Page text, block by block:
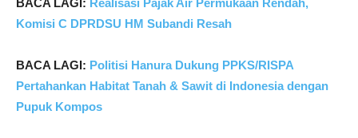
Komisi C DPRDSU HM Subandi Resah
BACA LAGI: Politisi Hanura Dukung PPKS/RISPA
Pertahankan Habitat Tanah & Sawit di Indonesia dengan
Pupuk Kompos